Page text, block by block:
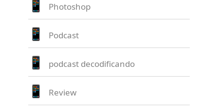
Photoshop
Podcast
podcast decodificando
Review